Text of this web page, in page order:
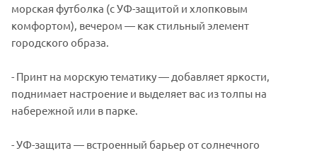
морская футболка (с УФ-защитой и хлопковым
комфортом), вечером — как стильный элемент
городского образа.
- Принт на морскую тематику — добавляет яркости,
поднимает настроение и выделяет вас из толпы на
набережной или в парке.
- УФ-защита — встроенный барьер от солнечного